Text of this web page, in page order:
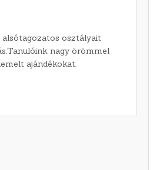
osztályait
nagy örömmel
ajándékokat.